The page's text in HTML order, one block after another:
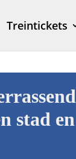
Treintickets
stad en